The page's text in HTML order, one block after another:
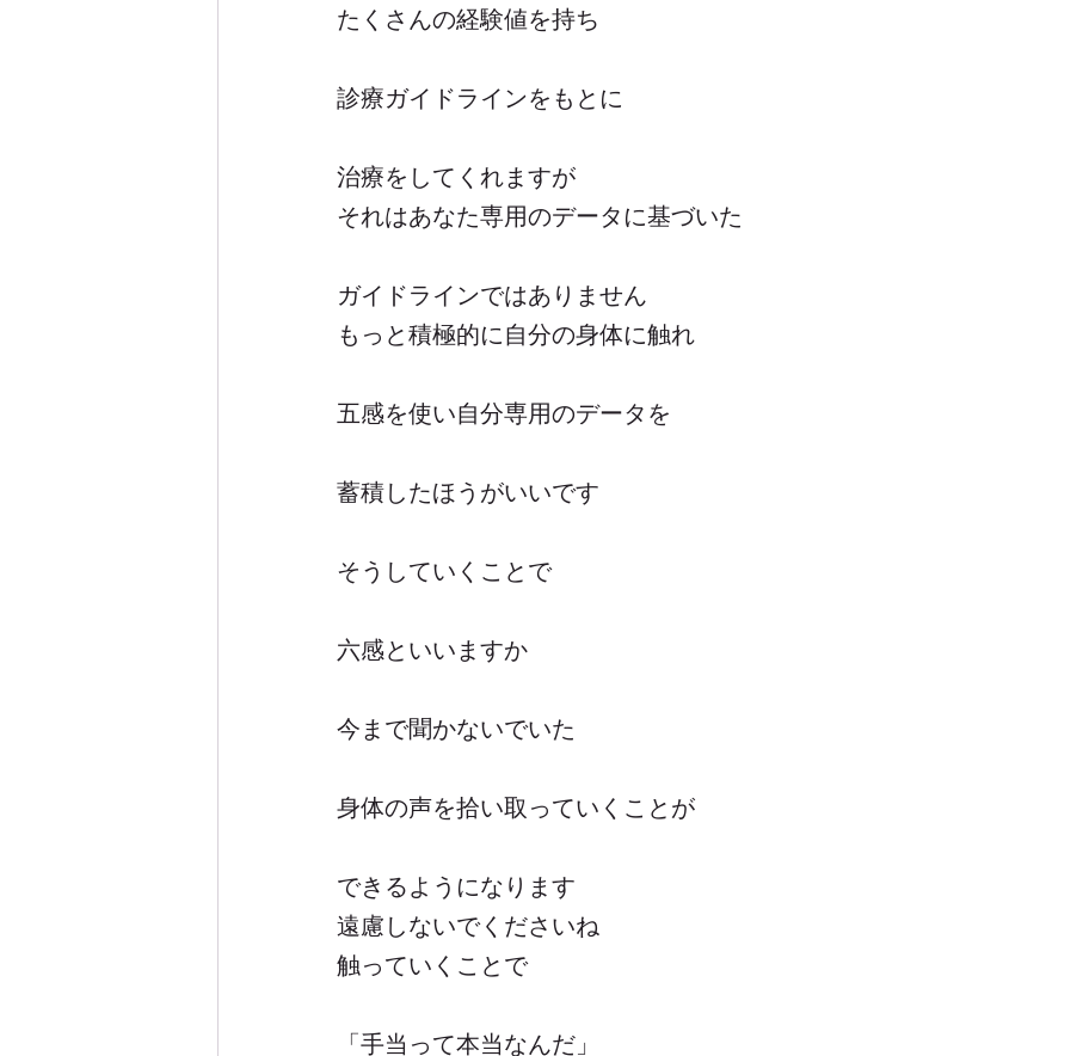
たくさんの経験値を持ち
診療ガイドラインをもとに
治療をしてくれますが
それはあなた専用のデータに基づいた
ガイドラインではありません
もっと積極的に自分の身体に触れ
五感を使い自分専用のデータを
蓄積したほうがいいです
そうしていくことで
六感といいますか
今まで聞かないでいた
身体の声を拾い取っていくことが
できるようになります
遠慮しないでくださいね
触っていくことで
「手当って本当なんだ」